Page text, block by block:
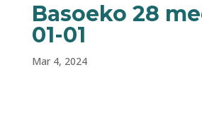
Basoeko 28
01-01
Mar 4, 2024